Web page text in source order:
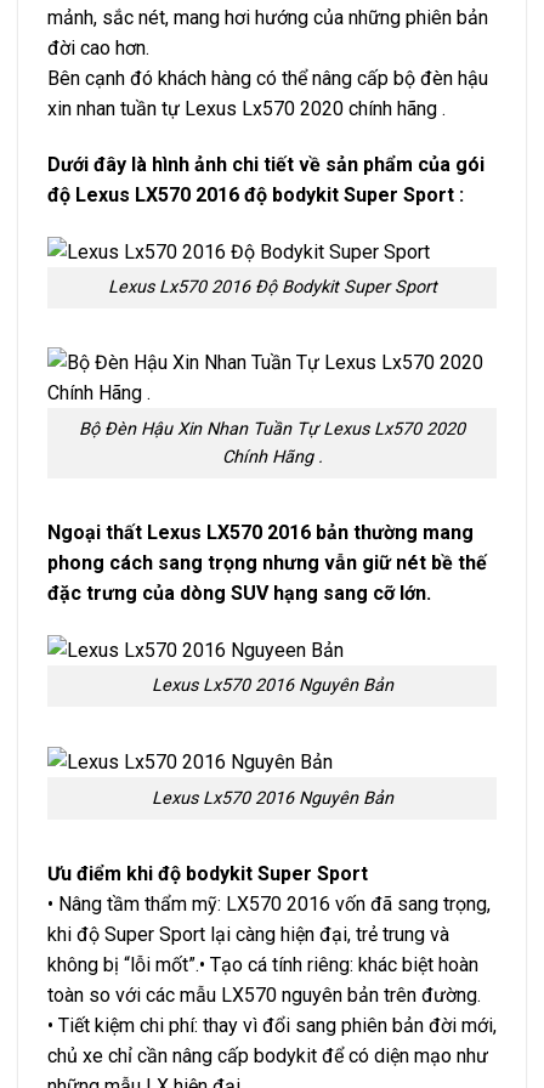
mảnh, sắc nét, mang hơi hướng của những phiên bản
đời cao hơn.
Bên cạnh đó khách hàng có thể nâng cấp bộ đèn hậu
xin nhan tuần tự Lexus Lx570 2020 chính hãng .
Dưới đây là hình ảnh chi tiết về sản phẩm của gói
độ Lexus LX570 2016 độ bodykit Super Sport :
Lexus Lx570 2016 Độ Bodykit Super Sport
Bộ Đèn Hậu Xin Nhan Tuần Tự Lexus Lx570 2020
Chính Hãng .
Ngoại thất Lexus LX570 2016 bản thường mang
phong cách sang trọng nhưng vẫn giữ nét bề thế
đặc trưng của dòng SUV hạng sang cỡ lớn.
Lexus Lx570 2016 Nguyên Bản
Lexus Lx570 2016 Nguyên Bản
Ưu điểm khi độ bodykit Super Sport
• Nâng tầm thẩm mỹ: LX570 2016 vốn đã sang trọng,
khi độ Super Sport lại càng hiện đại, trẻ trung và
không bị “lỗi mốt”.• Tạo cá tính riêng: khác biệt hoàn
toàn so với các mẫu LX570 nguyên bản trên đường.
• Tiết kiệm chi phí: thay vì đổi sang phiên bản đời mới,
chủ xe chỉ cần nâng cấp bodykit để có diện mạo như